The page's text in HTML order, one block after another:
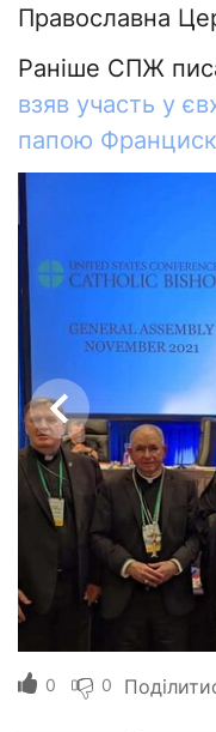
Православна
Раніше СПЖ
взяв участь у
папою
0 0